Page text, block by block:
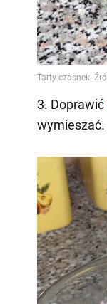
3. Doprawić
wymieszać.